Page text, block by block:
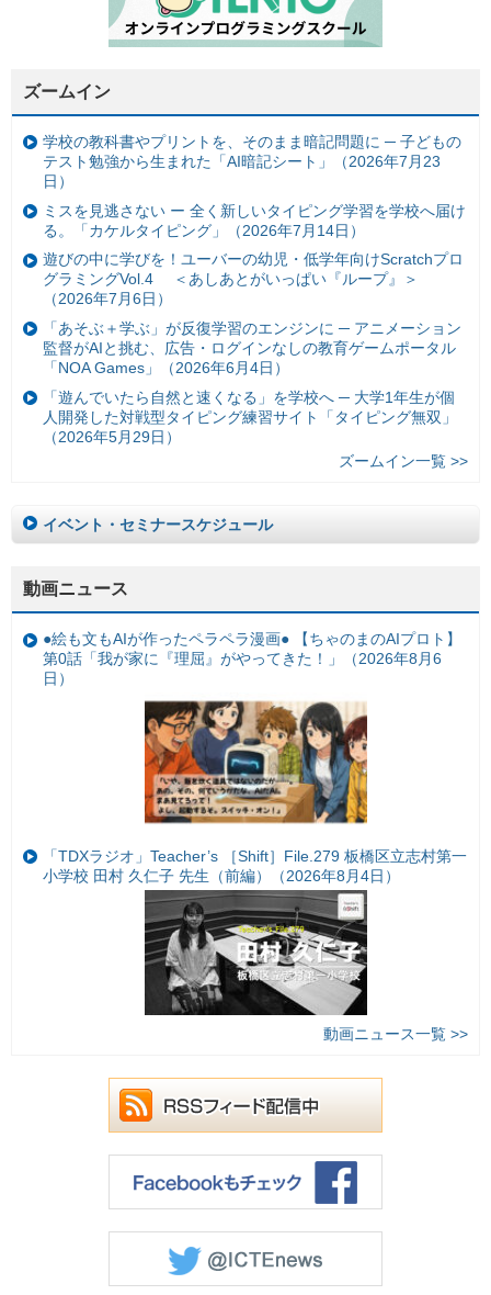
ズームイン
学校の教科書やプリントを、そのまま暗記問題に ─ 子どもの
テスト勉強から生まれた「AI暗記シート」（2026年7月23
日）
ミスを見逃さない ー 全く新しいタイピング学習を学校へ届け
る。「カケルタイピング」（2026年7月14日）
遊びの中に学びを！ユーバーの幼児・低学年向けScratchプロ
グラミングVol.4 ＜あしあとがいっぱい『ループ』＞
（2026年7月6日）
「あそぶ＋学ぶ」が反復学習のエンジンに ─ アニメーション
監督がAIと挑む、広告・ログインなしの教育ゲームポータル
「NOA Games」（2026年6月4日）
「遊んでいたら自然と速くなる」を学校へ ─ 大学1年生が個
人開発した対戦型タイピング練習サイト「タイピング無双」
（2026年5月29日）
ズームイン一覧 >>
イベント・セミナースケジュール
動画ニュース
●絵も文もAIが作ったペラペラ漫画● 【ちゃのまのAIプロト】
第0話「我が家に『理屈』がやってきた！」（2026年8月6
日）
「TDXラジオ」Teacher’s ［Shift］File.279 板橋区立志村第一
小学校 田村 久仁子 先生（前編）（2026年8月4日）
動画ニュース一覧 >>